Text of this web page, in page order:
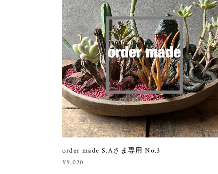
order made S.Aさま専用 No.3
¥9,020